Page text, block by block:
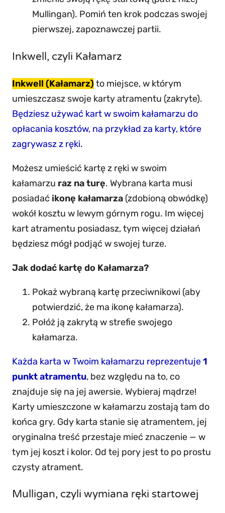
Mullingan). Pomiń ten krok podczas swojej
pierwszej, zapoznawczej partii.
Inkwell, czyli Kałamarz
Inkwell (Kałamarz) to miejsce, w którym
umieszczasz swoje karty atramentu (zakryte).
Będziesz używać kart w swoim kałamarzu do
opłacania kosztów, na przykład za karty, które
zagrywasz z ręki.
Możesz umieścić kartę z ręki w swoim
kałamarzu raz na turę. Wybrana karta musi
posiadać ikonę kałamarza (zdobioną obwódkę)
wokół kosztu w lewym górnym rogu. Im więcej
kart atramentu posiadasz, tym więcej działań
będziesz mógł podjąć w swojej turze.
Jak dodać kartę do Kałamarza?
Pokaż wybraną kartę przeciwnikowi (aby
potwierdzić, że ma ikonę kałamarza).
Połóż ją zakrytą w strefie swojego
kałamarza.
Każda karta w Twoim kałamarzu reprezentuje1
punkt atramentu, bez względu na to, co
znajduje się na jej awersie. Wybieraj mądrze!
Karty umieszczone w kałamarzu zostają tam do
końca gry. Gdy karta stanie się atramentem, jej
oryginalna treść przestaje mieć znaczenie — w
tym jej koszt i kolor. Od tej pory jest to po prostu
czysty atrament.
Mulligan, czyli wymiana ręki startowej